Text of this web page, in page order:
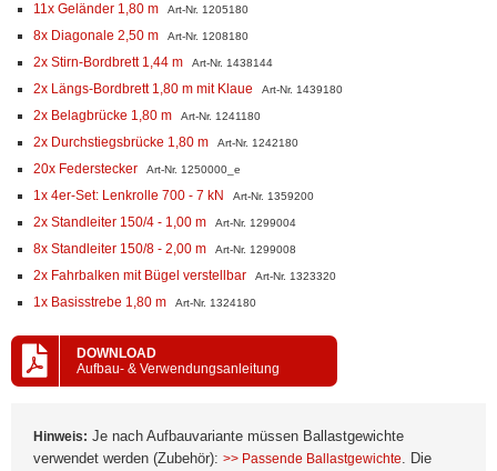
11x Geländer 1,80 m Art-Nr. 1205180
8x Diagonale 2,50 m Art-Nr. 1208180
2x Stirn-Bordbrett 1,44 m Art-Nr. 1438144
2x Längs-Bordbrett 1,80 m mit Klaue Art-Nr. 1439180
2x Belagbrücke 1,80 m Art-Nr. 1241180
2x Durchstiegsbrücke 1,80 m Art-Nr. 1242180
20x Federstecker Art-Nr. 1250000_e
1x 4er-Set: Lenkrolle 700 - 7 kN Art-Nr. 1359200
2x Standleiter 150/4 - 1,00 m Art-Nr. 1299004
8x Standleiter 150/8 - 2,00 m Art-Nr. 1299008
2x Fahrbalken mit Bügel verstellbar Art-Nr. 1323320
1x Basisstrebe 1,80 m Art-Nr. 1324180
DOWNLOAD
Aufbau- & Verwendungsanleitung
Hinweis: Je nach Aufbauvariante müssen Ballastgewichte
verwendet werden (Zubehör): >> Passende Ballastgewichte. Die